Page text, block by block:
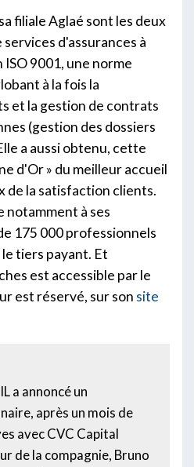
filiale Aglaé sont les deux
d'assurances à
9001, une norme
à la fois la
et la gestion de contrats
(gestion des dossiers
a aussi obtenu, cette
d'Or » du meilleur accueil
de la satisfaction clients.
notamment à ses
175 000 professionnels
tiers payant. Et
est accessible par le
est réservé, sur son site
a annoncé un
après un mois de
avec CVC Capital
de la compagnie, Bruno